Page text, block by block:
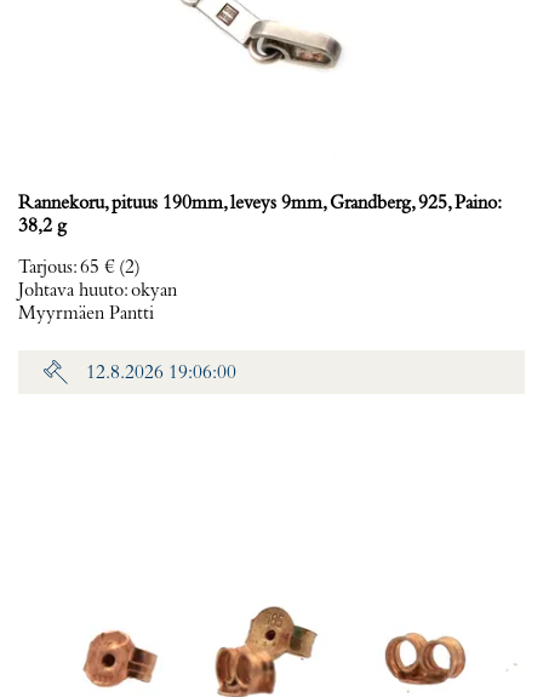
Rannekoru, pituus 190mm, leveys 9mm, Grandberg, 925, Paino:
38,2 g
Tarjous:65 € (2)
Johtava huuto:okyan
Myyrmäen Pantti
12.8.2026 19:06:00